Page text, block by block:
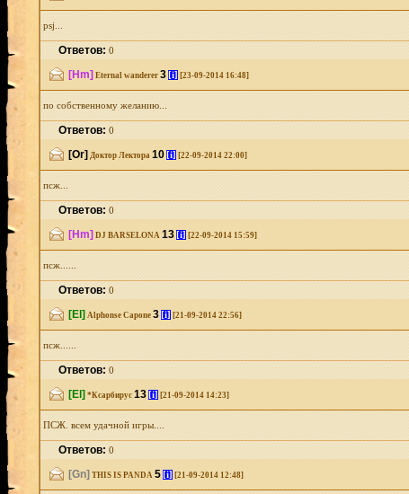
psj...
Ответов:0
[Hm] Eternal wanderer 3 [i] [23-09-2014 16:48]
по собственному желанию...
Ответов:0
[Or] Доктор Лектора 10 [i] [22-09-2014 22:00]
псж...
Ответов:0
[Hm] DJ BARSELONA 13 [i] [22-09-2014 15:59]
псж......
Ответов:0
[El] Alphonse Capone 3 [i] [21-09-2014 22:56]
псж......
Ответов:0
[El] *Ксарбирус 13 [i] [21-09-2014 14:23]
ПСЖ. всем удачной игры....
Ответов:0
[Gn] THIS IS PANDA 5 [i] [21-09-2014 12:48]